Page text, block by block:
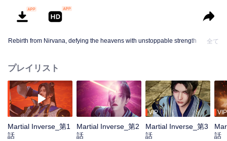
Rebirth from Nirvana, defying the heavens with unstoppable strength 全て
プレイリスト
Martial Inverse_第1
話
Martial Inverse_第2
話
VIP
Martial Inverse_第3
話
VIP
話